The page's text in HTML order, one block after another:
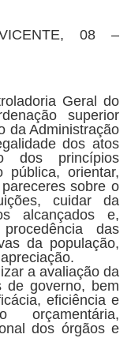
08 –
Geral do
superior
da Administração
dos atos
dos princípios
pública, orientar,
sobre o
cuidar da
alcançados e,
das
da população,
a avaliação da
de governo, bem
eficiência e
orçamentária,
dos órgãos e